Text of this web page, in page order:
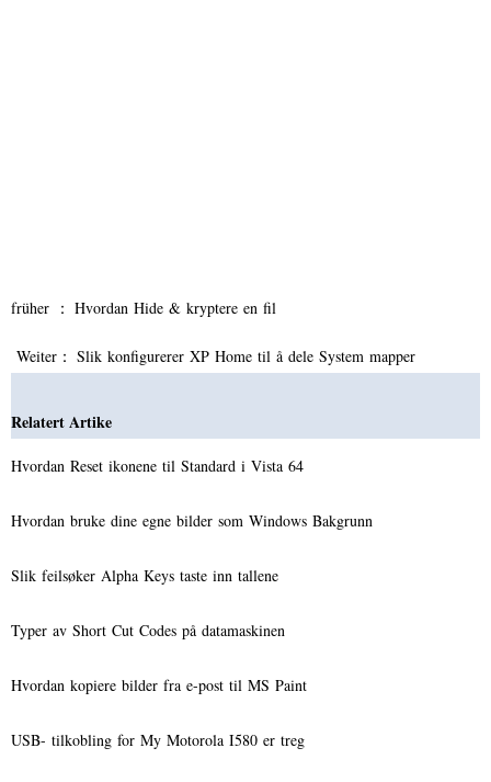
früher ： Hvordan Hide & kryptere en fil
Weiter： Slik konfigurerer XP Home til å dele System mapper
Relatert Artike
Hvordan Reset ikonene til Standard i Vista 64
Hvordan bruke dine egne bilder som Windows Bakgrunn
Slik feilsøker Alpha Keys taste inn tallene
Typer av Short Cut Codes på datamaskinen
Hvordan kopiere bilder fra e-post til MS Paint
USB- tilkobling for My Motorola I580 er treg